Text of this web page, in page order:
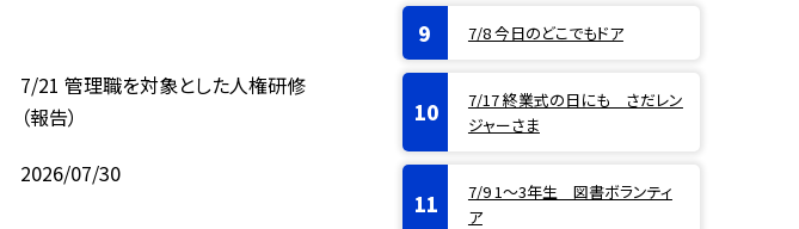
7/21 管理職を対象とした人権研修
（報告）
2026/07/30
7/8 今日のどこでもドア
7/17 終業式の日にも さだレン
ジャーさま
7/9 1〜3年生 図書ボランティ
ア